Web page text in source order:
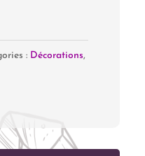
: Décorations,